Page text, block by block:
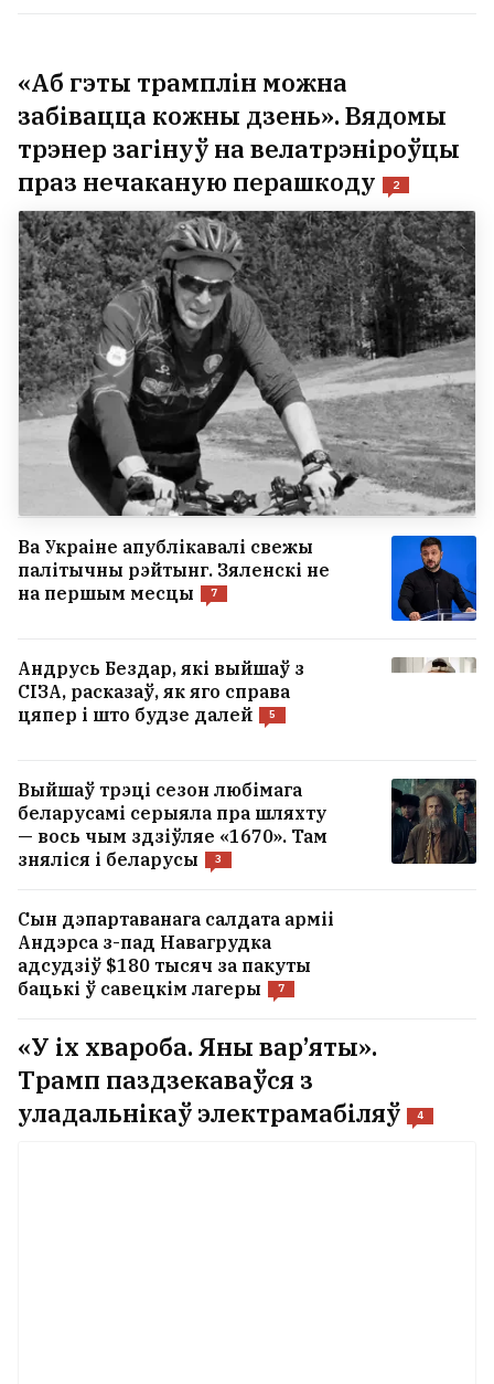
«Аб гэты трамплін можна
забівацца кожны дзень». Вядомы
трэнер загінуў на велатрэніроўцы
праз нечаканую перашкоду
2
Ва Украіне апублікавалі свежы
палітычны рэйтынг. Зяленскі не
на першым месцы
7
Андрусь Бездар, які выйшаў з
СІЗА, расказаў, як яго справа
цяпер і што будзе далей
5
Выйшаў трэці сезон любімага
беларусамі серыяла пра шляхту
— вось чым здзіўляе «1670». Там
зняліся і беларусы
3
Сын дэпартаванага салдата арміі
Андэрса з-пад Навагрудка
адсудзіў $180 тысяч за пакуты
бацькі ў савецкім лагеры
7
«У іх хвароба. Яны вар’яты».
Трамп паздзекаваўся з
уладальнікаў электрамабіляў
4